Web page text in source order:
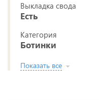
Выкладка свода
Есть
Категория
Ботинки
Показать все